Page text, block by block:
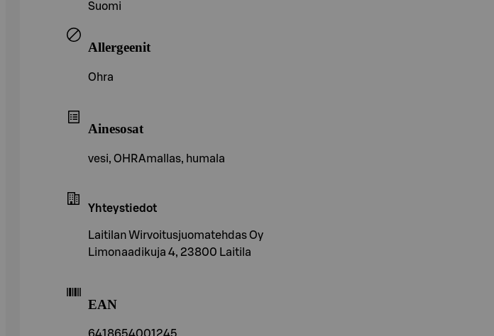
Suomi
Allergeenit
Ohra
Ainesosat
vesi, OHRAmallas, humala
Yhteystiedot
Laitilan Wirvoitusjuomatehdas Oy
Limonaadikuja 4, 23800 Laitila
EAN